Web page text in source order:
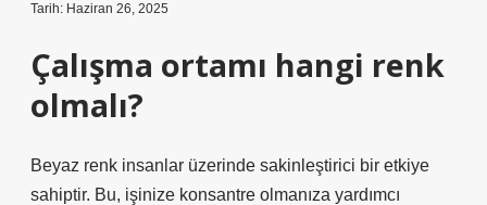
Tarih: Haziran 26, 2025
Çalışma ortamı hangi renk
olmalı?
Beyaz renk insanlar üzerinde sakinleştirici bir etkiye
sahiptir. Bu, işinize konsantre olmanıza yardımcı